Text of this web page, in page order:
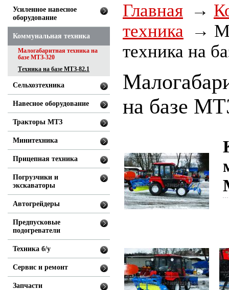
Главная
техника
техника на
на базе
Усиленное навесное
оборудование
Коммунальная техника
Малогабаритная техника на
базе МТЗ-320
Техника на базе МТЗ-82.1
Сельхозтехника
Навесное оборудование
Тракторы МТЗ
Минитехника
Прицепная техника
Погрузчики и
экскаваторы
Автогрейдеры
Предпусковые
подогреватели
Техника б/у
Сервис и ремонт
Запчасти